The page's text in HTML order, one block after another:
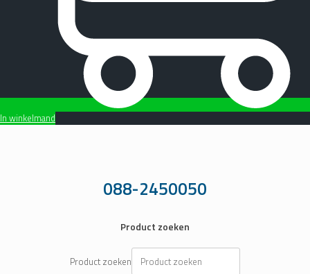
In winkelmand
088-2450050
Product zoeken
Product zoeken